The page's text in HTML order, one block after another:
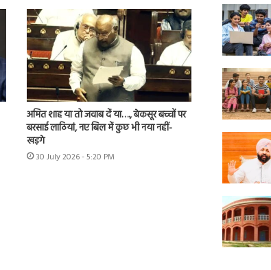
अमित शाह या तो जवाब दें या…., बेकसूर बच्चों पर
बरसाई लाठियां, नए बिल में कुछ भी नया नहीं-
खड़गे
30 July 2026 - 5:20 PM